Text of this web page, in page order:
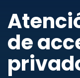
de